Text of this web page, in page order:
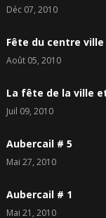
Déc 07, 2010
Fête du centre ville
Août 05, 2010
La fête de la ville
Juil 09, 2010
Aubercail # 5
Mai 27, 2010
Aubercail # 1
Mai 21, 2010